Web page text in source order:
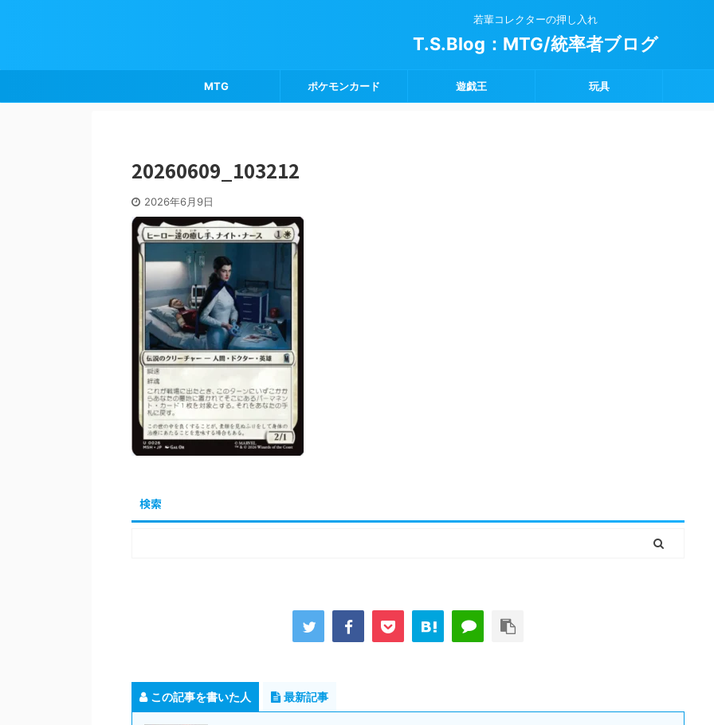
若輩コレクターの押し入れ
T.S.Blog：MTG/統率者ブログ
MTG ポケモンカード 遊戯王 玩具
20260609_103212
2026年6月9日
検索
この記事を書いた人 最新記事